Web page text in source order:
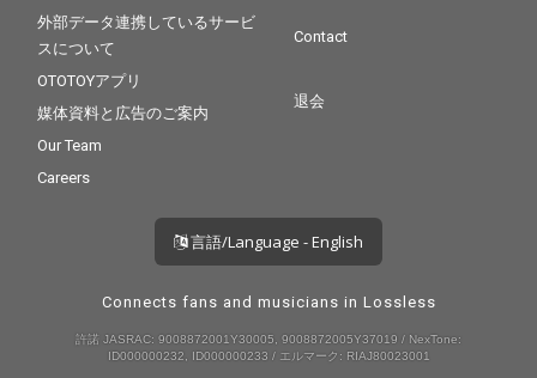
外部データ連携しているサービ
スについて
OTOTOYアプリ
媒体資料と広告のご案内
Our Team
Careers
Contact
退会
言語/Language - English
Connects fans and musicians in Lossless
許諾 JASRAC: 9008872001Y30005, 9008872005Y37019 / NexTone:
ID000000232, ID000000233 / エルマーク: RIAJ80023001